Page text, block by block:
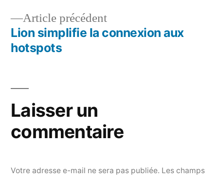
l’article
Article précédentArticle
précédent :
Lion simplifie la connexion aux
hotspots
Laisser un
commentaire
Votre adresse e-mail ne sera pas publiée. Les champs